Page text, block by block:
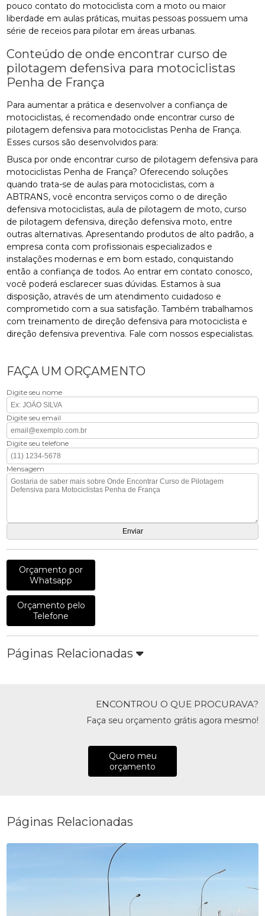
pouco contato do motociclista com a moto ou maior
liberdade em aulas práticas, muitas pessoas possuem uma
série de receios para pilotar em áreas urbanas.
Conteúdo de onde encontrar curso de
pilotagem defensiva para motociclistas
Penha de França
Para aumentar a prática e desenvolver a confiança de
motociclistas, é recomendado onde encontrar curso de
pilotagem defensiva para motociclistas Penha de França.
Esses cursos são desenvolvidos para:
Busca por onde encontrar curso de pilotagem defensiva para
motociclistas Penha de França? Oferecendo soluções
quando trata-se de aulas para motociclistas, com a
ABTRANS, você encontra serviços como o de direção
defensiva motociclistas, aula de pilotagem de moto, curso
de pilotagem defensiva, direção defensiva moto, entre
outras alternativas. Apresentando produtos de alto padrão, a
empresa conta com profissionais especializados e
instalações modernas e em bom estado, conquistando
então a confiança de todos. Ao entrar em contato conosco,
você poderá esclarecer suas dúvidas. Estamos à sua
disposição, através de um atendimento cuidadoso e
comprometido com a sua satisfação. Também trabalhamos
com treinamento de direção defensiva para motociclista e
direção defensiva preventiva. Fale com nossos especialistas.
FAÇA UM ORÇAMENTO
Digite seu nome
Digite seu email
Digite seu telefone
Mensagem
Orçamento por
Whatsapp
Orçamento pelo
Telefone
Páginas Relacionadas
ENCONTROU O QUE PROCURAVA?
Faça seu orçamento grátis agora mesmo!
Quero meu
orçamento
Páginas Relacionadas